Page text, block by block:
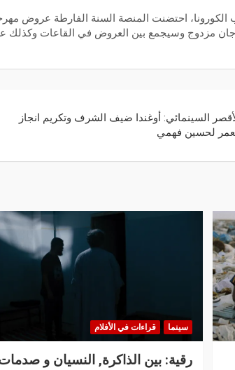
الكورونا، احتضنت المنصة السنة الفارطة عروض
مزدوج وسيجمع بين العروض في القاعات وكذلك
السينمائي: أوغندا ضيف الشرف وتكريم انجاز
لحسين فهمي
سينما قراءات في الأفلام
رقية: بين الذاكرة, النسيان و